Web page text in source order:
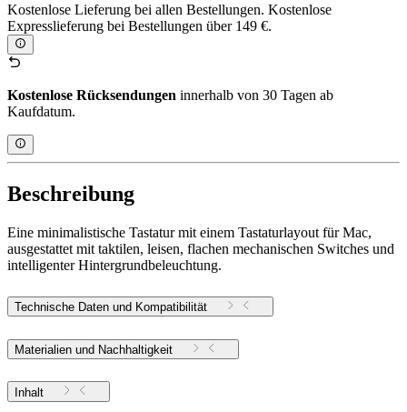
Kostenlose Lieferung bei allen Bestellungen. Kostenlose
Expresslieferung bei Bestellungen über 149 €.
Kostenlose Rücksendungen innerhalb von 30 Tagen ab
Kaufdatum.
Beschreibung
Eine minimalistische Tastatur mit einem Tastaturlayout für Mac,
ausgestattet mit taktilen, leisen, flachen mechanischen Switches und
intelligenter Hintergrundbeleuchtung.
Technische Daten und Kompatibilität
Materialien und Nachhaltigkeit
Inhalt